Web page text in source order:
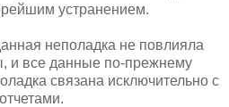
устранением.
неполадка не повлияла
и все данные по-прежнему
связана исключительно с